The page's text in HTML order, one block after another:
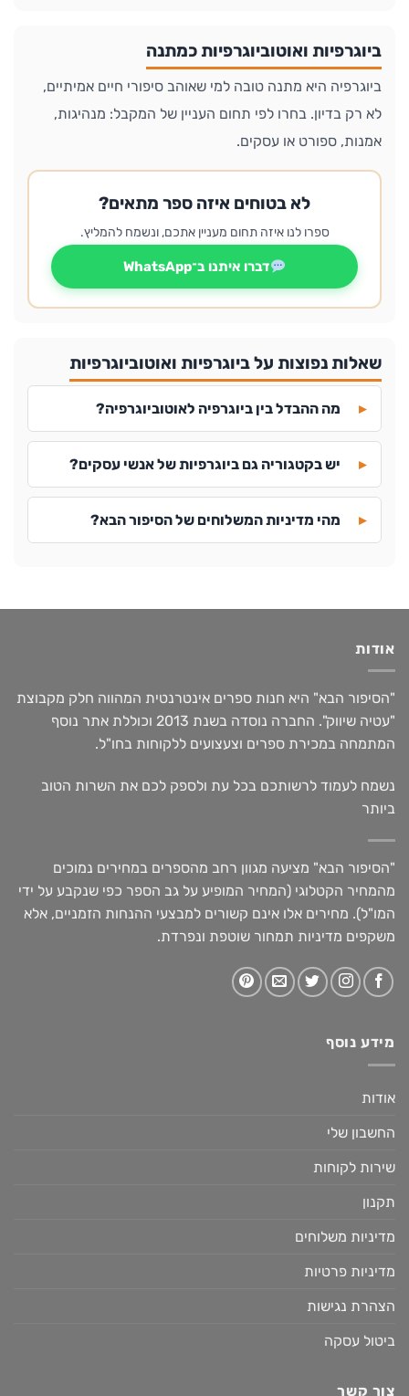
ביוגרפיות ואוטוביוגרפיות כמתנה
ביוגרפיה היא מתנה טובה למי שאוהב סיפורי חיים אמיתיים,
לא רק בדיון. בחרו לפי תחום העניין של המקבל: מנהיגות,
אמנות, ספורט או עסקים.
לא בטוחים איזה ספר מתאים?
ספרו לנו איזה תחום מעניין אתכם, ונשמח להמליץ.
דברו איתנו ב־WhatsApp
שאלות נפוצות על ביוגרפיות ואוטוביוגרפיות
מה ההבדל בין ביוגרפיה לאוטוביוגרפיה?
יש בקטגוריה גם ביוגרפיות של אנשי עסקים?
מהי מדיניות המשלוחים של הסיפור הבא?
אודות
"הסיפור הבא" היא חנות ספרים אינטרנטית המהווה חלק מקבוצת
"עטיה שיווק". החברה נוסדה בשנת 2013 וכוללת אתר נוסף
המתמחה במכירת ספרים וצעצועים ללקוחות בחו"ל.
נשמח לעמוד לרשותכם בכל עת ולספק לכם את השרות הטוב
ביותר
"הסיפור הבא" מציעה מגוון רחב מהספרים במחירים נמוכים
מהמחיר הקטלוגי (המחיר המופיע על גב הספר כפי שנקבע על ידי
המו"ל). מחירים אלו אינם קשורים למבצעי ההנחות הזמניים, אלא
משקפים מדיניות תמחור שוטפת ונפרדת.
מידע נוסף
אודות
החשבון שלי
שירות לקוחות
תקנון
מדיניות משלוחים
מדיניות פרטיות
הצהרת נגישות
ביטול עסקה
צור קשר